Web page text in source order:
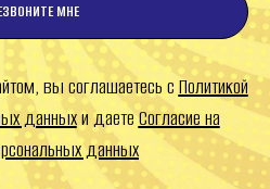
МНЕ
вы соглашаетесь с Политикой
данныхи даетеСогласие на
данных